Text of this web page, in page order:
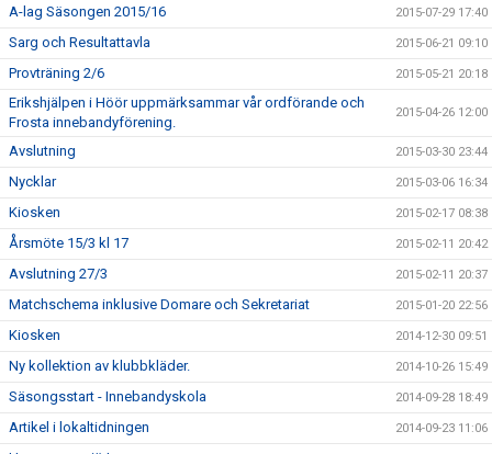
A-lag Säsongen 2015/16 2015-07-29 17:40
Sarg och Resultattavla 2015-06-21 09:10
Provträning 2/6 2015-05-21 20:18
Erikshjälpen i Höör uppmärksammar vår ordförande och
Frosta innebandyförening.
2015-04-26 12:00
Avslutning 2015-03-30 23:44
Nycklar 2015-03-06 16:34
Kiosken 2015-02-17 08:38
Årsmöte 15/3 kl 17 2015-02-11 20:42
Avslutning 27/3 2015-02-11 20:37
Matchschema inklusive Domare och Sekretariat 2015-01-20 22:56
Kiosken 2014-12-30 09:51
Ny kollektion av klubbkläder. 2014-10-26 15:49
Säsongsstart - Innebandyskola 2014-09-28 18:49
Artikel i lokaltidningen 2014-09-23 11:06